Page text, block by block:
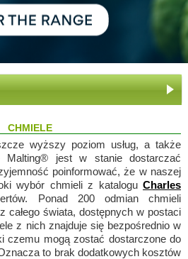
CHMIELE
wyższy poziom usług, a także
Malting® jest w stanie dostarczać
poinformować, że w naszej
wybór chmieli z katalogu Charles
Ponad 200 odmian chmieli
całego świata, dostępnych w postaci
z nich znajduje się bezpośrednio w
czemu mogą zostać dostarczone do
to brak dodatkowych kosztów